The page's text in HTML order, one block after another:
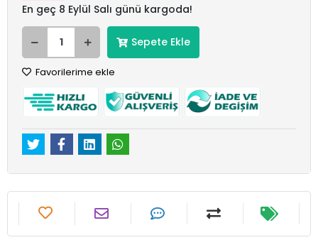
En geç 8 Eylül Salı günü kargoda!
Sepete Ekle
Favorilerime ekle